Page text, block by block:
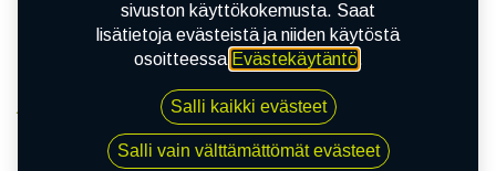
MSW 48 VAN SLV | 7X16 5-108 E46 C65,1 60 7x16
5/108 ET46 CB65.1
sivuston käyttökokemusta. Saat
lisätietoja evästeistä ja niiden käytöstä
osoitteessa Evästekäytäntö.
Salli kaikki evästeet
Salli vain välttämättömät evästeet